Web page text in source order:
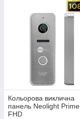
Кольорова виклична
панель Neolight Prime
FHD